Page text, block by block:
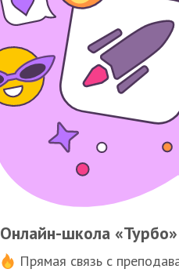
Онлайн-школа «Турбо»
Прямая связь с